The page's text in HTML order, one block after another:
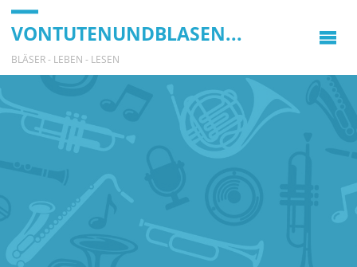
VONTUTENUNDBLASEN...
BLÄSER - LEBEN - LESEN